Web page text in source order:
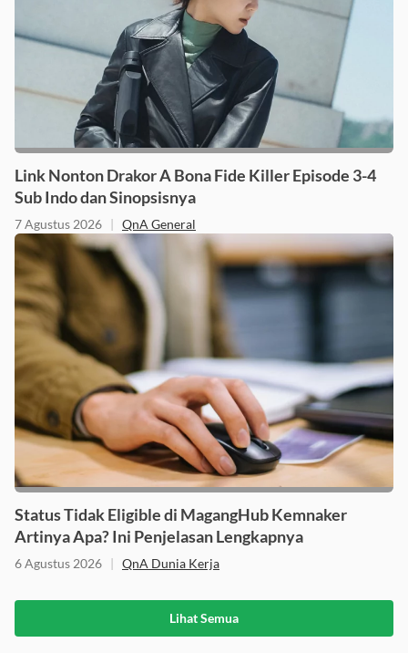
Link Nonton Drakor A Bona Fide Killer Episode 3-4
Sub Indo dan Sinopsisnya
7 Agustus 2026 | QnA General
Status Tidak Eligible di MagangHub Kemnaker
Artinya Apa? Ini Penjelasan Lengkapnya
6 Agustus 2026 | QnA Dunia Kerja
Lihat Semua